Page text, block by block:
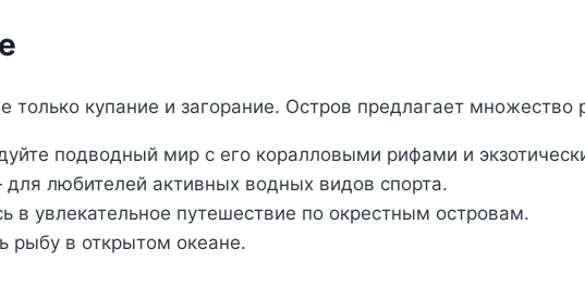
купание и загорание. Остров предлагает множество
подводный мир с его коралловыми рифами и
любителей активных водных видов спорта.
в увлекательное путешествие по окрестным островам.
рыбу в открытом океане.